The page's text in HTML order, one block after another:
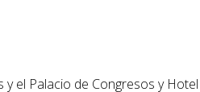
y el Palacio de Congresos y